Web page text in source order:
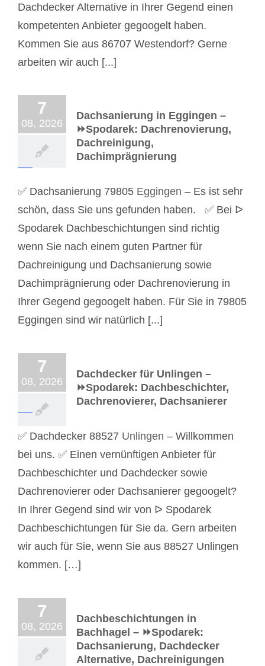
Dachdecker Alternative in Ihrer Gegend einen
kompetenten Anbieter gegoogelt haben.
Kommen Sie aus 86707 Westendorf? Gerne
arbeiten wir auch [...]
7
08, 2026
Dachsanierung in Eggingen –
⏩Spodarek: Dachrenovierung,
Dachreinigung,
Dachimprägnierung
✅ Dachsanierung 79805 Eggingen – Es ist sehr
schön, dass Sie uns gefunden haben. ✅ Bei ᐅ
Spodarek Dachbeschichtungen sind richtig
wenn Sie nach einem guten Partner für
Dachreinigung und Dachsanierung sowie
Dachimprägnierung oder Dachrenovierung in
Ihrer Gegend gegoogelt haben. Für Sie in 79805
Eggingen sind wir natürlich [...]
7
08, 2026
Dachdecker für Unlingen –
⏩Spodarek: Dachbeschichter,
Dachrenovierer, Dachsanierer
✅ Dachdecker 88527 Unlingen – Willkommen
bei uns. ✅ Einen vernünftigen Anbieter für
Dachbeschichter und Dachdecker sowie
Dachrenovierer oder Dachsanierer gegoogelt?
In Ihrer Gegend sind wir von ᐅ Spodarek
Dachbeschichtungen für Sie da. Gern arbeiten
wir auch für Sie, wenn Sie aus 88527 Unlingen
kommen. […]
7
08, 2026
Dachbeschichtungen in
Bachhagel – ⏩Spodarek:
Dachsanierung, Dachdecker
Alternative, Dachreinigungen